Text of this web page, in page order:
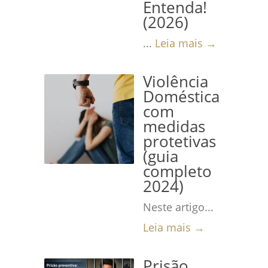
Entenda!
(2026)
... Leia mais →
Violência
Doméstica
com
medidas
protetivas
(guia
completo
2024)
Neste artigo...
Leia mais →